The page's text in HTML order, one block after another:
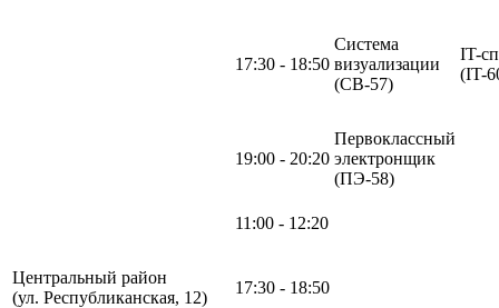
17:30 - 18:50
Система
визуализации
(СВ-57)
IT-
(IT-
19:00 - 20:20
Первоклассный
электронщик
(ПЭ-58)
Центральный район
(ул. Республиканская, 12)
11:00 - 12:20
17:30 - 18:50